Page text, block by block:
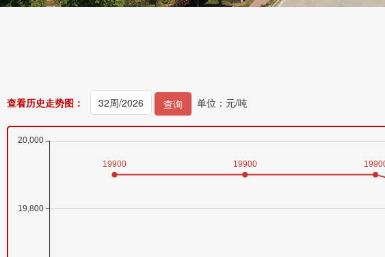
查看历史走势图： 查询 单位：元/吨